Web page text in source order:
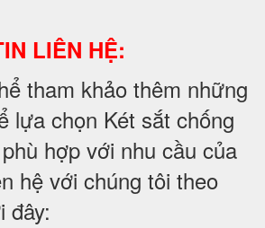
LIÊN HỆ:
tham khảo thêm những
lựa chọn Két sắt chống
hợp với nhu cầu của
hệ với chúng tôi theo
đây: